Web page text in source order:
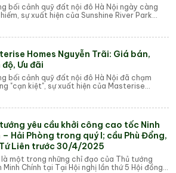
bối cảnh quỹ đất nội đô Hà Nội ngày càng
sự xuất hiện của Sunshine River Park
Homes Nguyễn Trãi: Giá bán,
độ, Ưu đãi
bối cảnh quỹ đất nội đô Hà Nội đã chạm
"cạn kiệt", sự xuất hiện của Masterise
yêu cầu khởi công cao tốc Ninh
– Hải Phòng trong quý I; cầu Phù Đổng,
Liên trước 30/4/2025
một trong những chỉ đạo của Thủ tướng
Minh Chính tại Tại Hội nghị lần thứ 5 Hội đồng